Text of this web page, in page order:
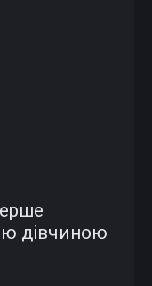
дівчиною